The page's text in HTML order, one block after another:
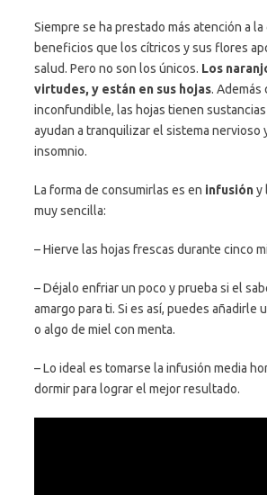
Siempre se ha prestado más atención a
beneficios que los cítricos y sus flores
salud. Pero no son los únicos. Los
virtudes, y están en sus hojas. Además
inconfundible, las hojas tienen
ayudan a tranquilizar el sistema nervioso
insomnio.
La forma de consumirlas es en infusióny
muy sencilla:
– Hierve las hojas frescas durante cinco
– Déjalo enfriar un poco y prueba si el
amargo para ti. Si es así, puedes añadirle
o algo de miel con menta.
– Lo ideal es tomarse la infusión media
dormir para lograr el mejor resultado.